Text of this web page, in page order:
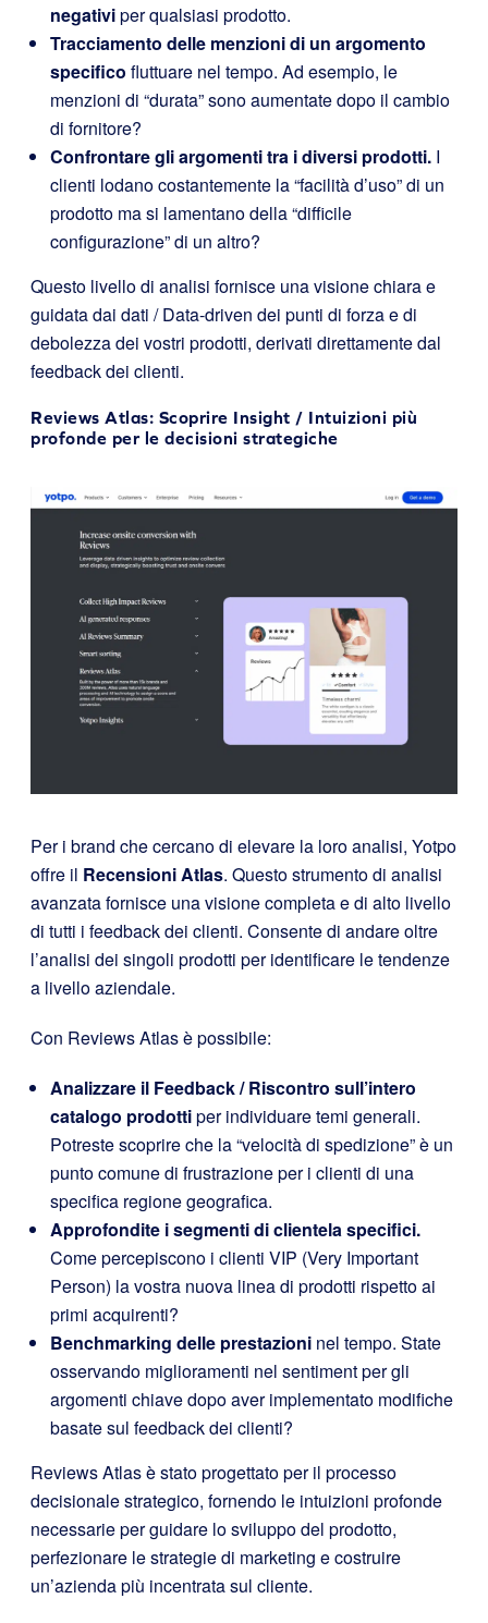
negativiper qualsiasi prodotto.
Tracciamento delle menzioni di un argomento
specifico fluttuare nel tempo. Ad esempio, le
menzioni di “durata” sono aumentate dopo il cambio
di fornitore?
Confrontare gli argomenti tra i diversi prodotti. I
clienti lodano costantemente la “facilità d’uso” di un
prodotto ma si lamentano della “difficile
configurazione” di un altro?
Questo livello di analisi fornisce una visione chiara e
guidata dai dati / Data-driven dei punti di forza e di
debolezza dei vostri prodotti, derivati direttamente dal
feedback dei clienti.
Reviews Atlas: Scoprire Insight / Intuizioni più
profonde per le decisioni strategiche
Per i brand che cercano di elevare la loro analisi, Yotpo
offre il Recensioni Atlas. Questo strumento di analisi
avanzata fornisce una visione completa e di alto livello
di tutti i feedback dei clienti. Consente di andare oltre
l’analisi dei singoli prodotti per identificare le tendenze
a livello aziendale.
Con Reviews Atlas è possibile:
Analizzare il Feedback / Riscontro sull’intero
catalogo prodottiper individuare temi generali.
Potreste scoprire che la “velocità di spedizione” è un
punto comune di frustrazione per i clienti di una
specifica regione geografica.
Approfondite i segmenti di clientela specifici.
Come percepiscono i clienti VIP (Very Important
Person) la vostra nuova linea di prodotti rispetto ai
primi acquirenti?
Benchmarking delle prestazioni nel tempo. State
osservando miglioramenti nel sentiment per gli
argomenti chiave dopo aver implementato modifiche
basate sul feedback dei clienti?
Reviews Atlas è stato progettato per il processo
decisionale strategico, fornendo le intuizioni profonde
necessarie per guidare lo sviluppo del prodotto,
perfezionare le strategie di marketing e costruire
un’azienda più incentrata sul cliente.